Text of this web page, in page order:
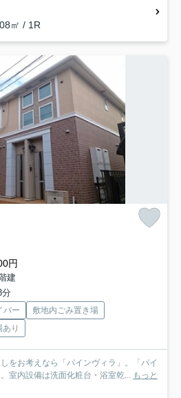
㎡ / 1R
円
建
分
バー
敷地内ごみ置き場
り
をお考えなら「パインヴィラ」。「パイ
室内設備は洗面化粧台・浴室乾... もっと